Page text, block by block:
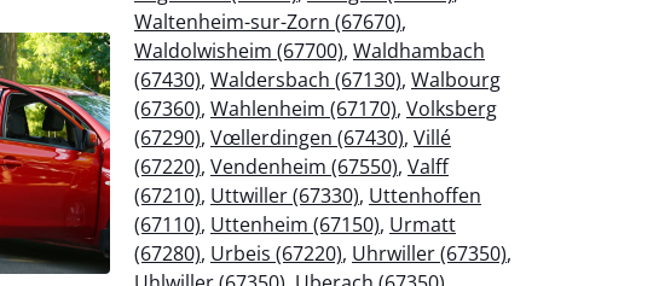
Waltenheim-sur-Zorn (67670),
Waldolwisheim (67700), Waldhambach
(67430), Waldersbach (67130), Walbourg
(67360), Wahlenheim (67170), Volksberg
(67290), Vœllerdingen (67430), Villé
(67220), Vendenheim (67550), Valff
(67210), Uttwiller (67330), Uttenhoffen
(67110), Uttenheim (67150), Urmatt
(67280), Urbeis (67220), Uhrwiller (67350),